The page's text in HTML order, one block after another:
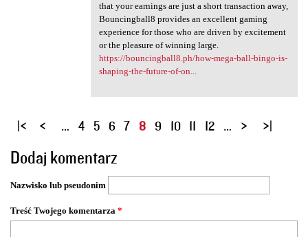
that your earnings are just a short transaction away,
Bouncingball8 provides an excellent gaming
experience for those who are driven by excitement
or the pleasure of winning large.
https://bouncingball8.ph/how-mega-ball-bingo-is-
shaping-the-future-of-on...
S
r
o
n
y
… 4 5 6 7 8 9 10 11 12 …
Dodaj komentarz
Nazwisko lub pseudonim
Treść Twojego komentarza *